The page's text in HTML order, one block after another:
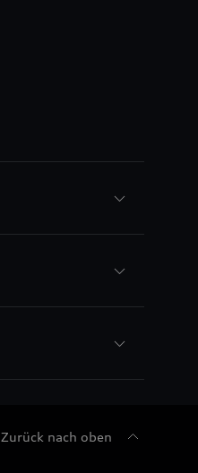
Zurück nach oben